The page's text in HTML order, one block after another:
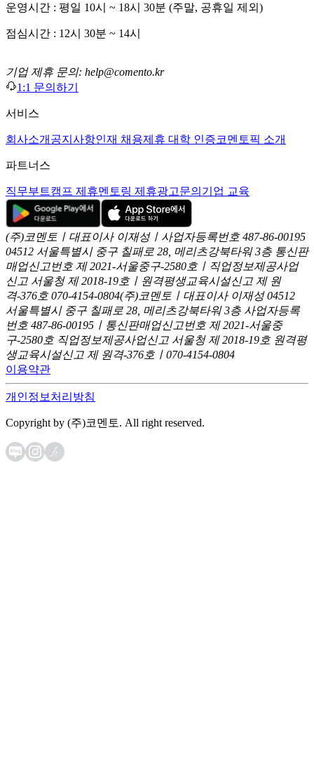
운영시간 : 평일 10시 ~ 18시 30분 (주말, 공휴일 제외)
점심시간 : 12시 30분 ~ 14시
기업 제휴 문의: help@comento.kr
1:1 문의하기
서비스
회사소개 공지사항인재 채용제휴 대학 인증코멘토픽 소개
파트너스
직무부트캠프 제휴멘토링 제휴광고문의 기업 교육
(주)코멘토ㅣ대표이사 이재성ㅣ사업자등록번호 487-86-00195
04512 서울특별시 중구 칠패로 28, 메리츠강북타워 3층 통신판
매업신고번호 제 2021-서울중구-2580호ㅣ직업정보제공사업
신고 서울청 제 2018-19호ㅣ원격평생교육시설신고 제 원
격-376호 070-4154-0804(주)코멘토ㅣ대표이사 이재성 04512
서울특별시 중구 칠패로 28, 메리츠강북타워 3층 사업자등록
번호 487-86-00195ㅣ통신판매업신고번호 제 2021-서울중
구-2580호 직업정보제공사업신고 서울청 제 2018-19호 원격평
생교육시설신고 제 원격-376호ㅣ070-4154-0804
이용약관
개인정보처리방침
Copyright by (주)코멘토. All right reserved.